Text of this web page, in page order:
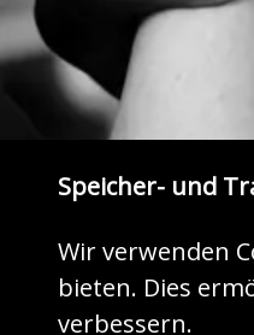
Speicher- und
Wir verwenden
bieten. Dies
verbessern.